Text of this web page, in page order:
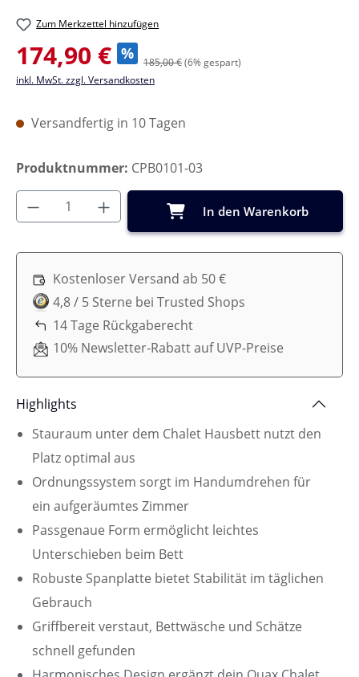
Zum Merkzettel hinzufügen
Verkaufspreis:
174,90 € % 185,00 €(6% gespart)
inkl. MwSt. zzgl. Versandkosten
Versandfertig in 10 Tagen
Produktnummer: CPB0101-03
Produkt Anzahl: Gib den gewünschten
In den Warenkorb
Kostenloser Versand ab 50 €
4,8 / 5 Sterne bei Trusted Shops
14 Tage Rückgaberecht
10% Newsletter-Rabatt auf UVP-Preise
Highlights
Stauraum unter dem Chalet Hausbett nutzt den
Platz optimal aus
Ordnungssystem sorgt im Handumdrehen für
ein aufgeräumtes Zimmer
Passgenaue Form ermöglicht leichtes
Unterschieben beim Bett
Robuste Spanplatte bietet Stabilität im täglichen
Gebrauch
Griffbereit verstaut, Bettwäsche und Schätze
schnell gefunden